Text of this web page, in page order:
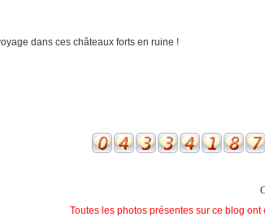
Toutes les photos présentes sur ce blog ont